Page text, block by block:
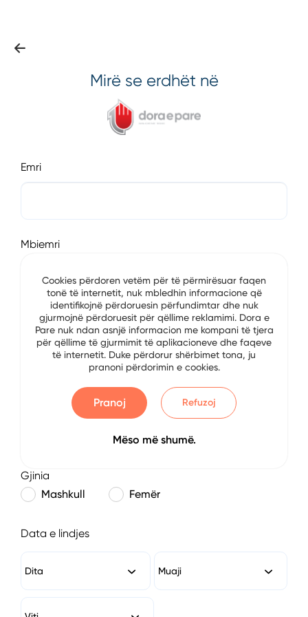
Mirë se erdhët në
Emri
Mbiemri
E-mail
Numri i Telefonit
Gjinia
Mashkull
Femër
Data e lindjes
Dita Muaji
Cookies përdoren vetëm për të përmirësuar faqen
tonë të internetit, nuk mbledhin informacione që
identifikojnë përdoruesin përfundimtar dhe nuk
gjurmojnë përdoruesit për qëllime reklamimi. Dora e
Pare nuk ndan asnjë informacion me kompani të tjera
për qëllime të gjurmimit të aplikacioneve dhe faqeve
të internetit. Duke përdorur shërbimet tona, ju
pranoni përdorimin e cookies.
Pranoj Refuzoj
Mëso më shumë.